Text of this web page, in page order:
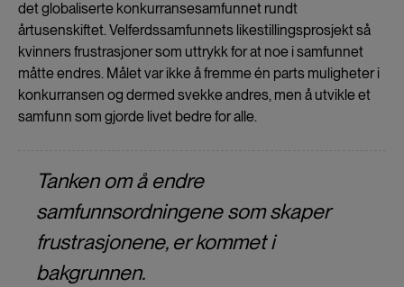
det globaliserte konkurransesamfunnet rundt
årtusenskiftet. Velferdssamfunnets likestillingsprosjekt så
kvinners frustrasjoner som uttrykk for at noe i samfunnet
måtte endres. Målet var ikke å fremme én parts muligheter i
konkurransen og dermed svekke andres, men å utvikle et
samfunn som gjorde livet bedre for alle.
Tanken om å endre
samfunnsordningene som skaper
frustrasjonene, er kommet i
bakgrunnen.